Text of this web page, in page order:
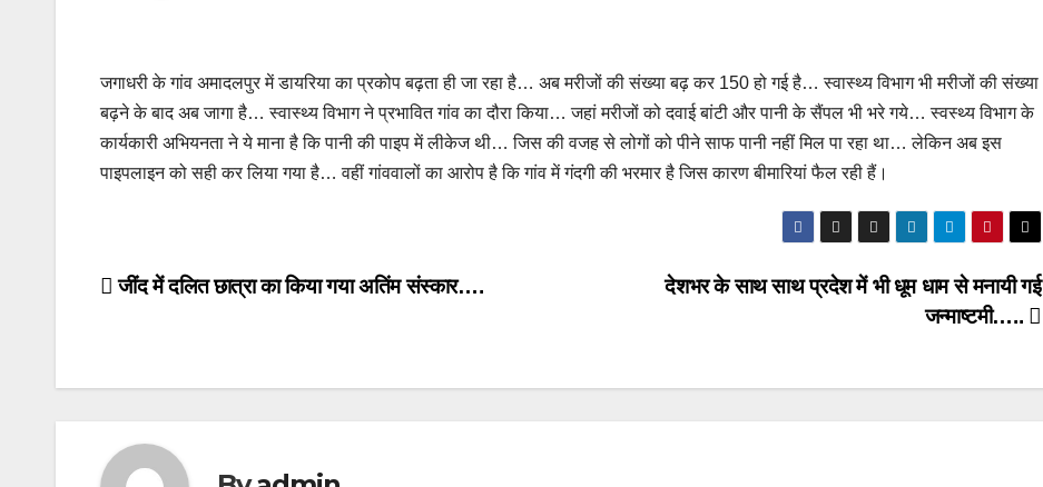
जगाधरी के गांव अमादलपुर में डायरिया का प्रकोप बढ़ता ही जा रहा है… अब मरीजों की संख्या बढ़ कर 150 हो गई है… स्वास्थ्य विभाग भी मरीजों की संख्या
बढ़ने के बाद अब जागा है… स्वास्थ्य विभाग ने प्रभावित गांव का दौरा किया… जहां मरीजों को दवाई बांटी और पानी के सैंपल भी भरे गये… स्वस्थ्य विभाग के
कार्यकारी अभियनता ने ये माना है कि पानी की पाइप में लीकेज थी… जिस की वजह से लोगों को पीने साफ पानी नहीं मिल पा रहा था… लेकिन अब इस
पाइपलाइन को सही कर लिया गया है… वहीं गांववालों का आरोप है कि गांव में गंदगी की भरमार है जिस कारण बीमारियां फैल रही हैं।
Post
देशभर के साथ साथ प्रदेश में भी धूम धाम से मनायी गई
जन्माष्टमी…..
जींद में दलित छात्रा का किया गया अतिंम संस्कार….